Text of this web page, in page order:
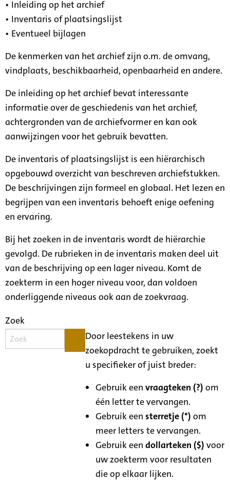
• Inleiding op het archief
• Inventaris of plaatsingslijst
• Eventueel bijlagen
De kenmerken van het archief zijn o.m. de omvang,
vindplaats, beschikbaarheid, openbaarheid en andere.
De inleiding op het archief bevat interessante
informatie over de geschiedenis van het archief,
achtergronden van de archiefvormer en kan ook
aanwijzingen voor het gebruik bevatten.
De inventaris of plaatsingslijst is een hiërarchisch
opgebouwd overzicht van beschreven archiefstukken.
De beschrijvingen zijn formeel en globaal. Het lezen en
begrijpen van een inventaris behoeft enige oefening
en ervaring.
Bij het zoeken in de inventaris wordt de hiërarchie
gevolgd. De rubrieken in de inventaris maken deel uit
van de beschrijving op een lager niveau. Komt de
zoekterm in een hoger niveau voor, dan voldoen
onderliggende niveaus ook aan de zoekvraag.
Zoek
Door leestekens in uw
zoekopdracht te gebruiken, zoekt
u specifieker of juist breder:
Gebruik eenvraagteken (?) om
één letter te vervangen.
Gebruik eensterretje (*) om
meer letters te vervangen.
Gebruik eendollarteken ($) voor
uw zoekterm voor resultaten
die op elkaar lijken.